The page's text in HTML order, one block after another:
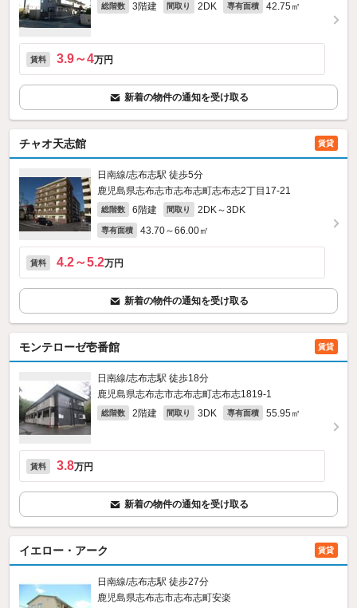
総階数 3階建 間取り 2DK 専有面積 42.75㎡
賃料 3.9～4万円
新着の物件の通知を受け取る
チャオ天志館 賃貸
日南線/志布志駅 徒歩5分
鹿児島県志布志市志布志町志布志2丁目17-21
総階数 6階建 間取り 2DK～3DK
専有面積 43.70～66.00㎡
賃料 4.2～5.2万円
新着の物件の通知を受け取る
モンテローゼ壱番館 賃貸
日南線/志布志駅 徒歩18分
鹿児島県志布志市志布志町志布志1819‐1
総階数 2階建 間取り 3DK 専有面積 55.95㎡
賃料 3.8万円
新着の物件の通知を受け取る
イエロー・アーク 賃貸
日南線/志布志駅 徒歩27分
鹿児島県志布志市志布志町安楽